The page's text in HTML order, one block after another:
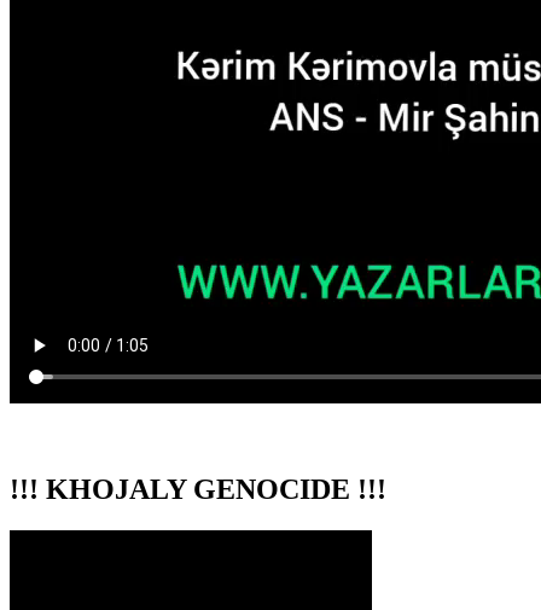
!!! KHOJALY GENOCIDE !!!